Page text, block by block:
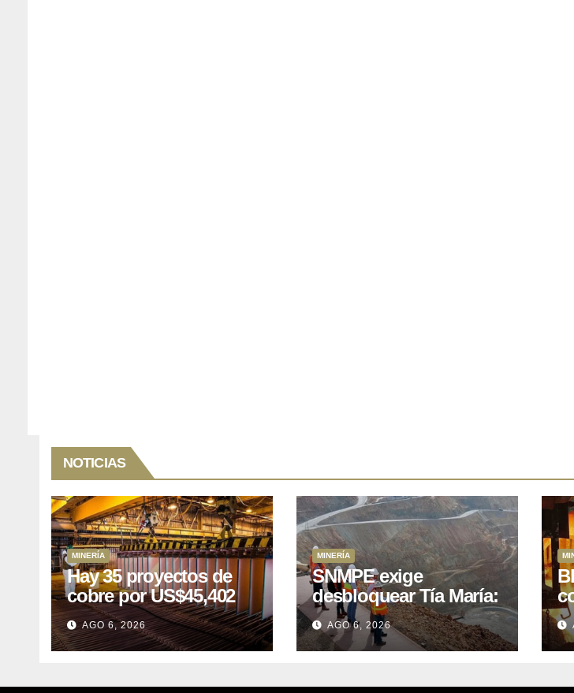
NOTICIAS
MINERÍA
Hay 35 proyectos de
cobre por US$45,402
millones que Perú
puede aprovechar
AGO 6, 2026
MINERÍA
SNMPE exige
desbloquear Tía María:
el proyecto de
US$1.400M que Perú
lleva 15 años
AGO 6, 2026